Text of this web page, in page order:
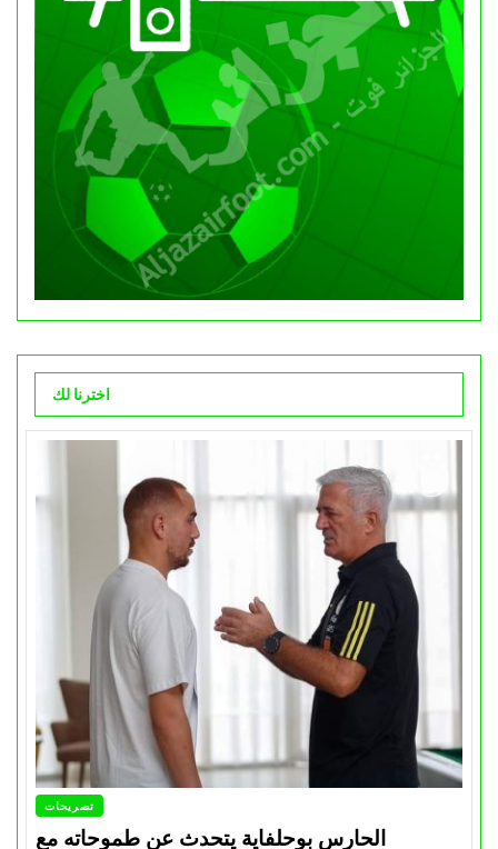
اخترنا لك
تصريحات
الحارس بوحلفاية يتحدث عن طموحاته مع